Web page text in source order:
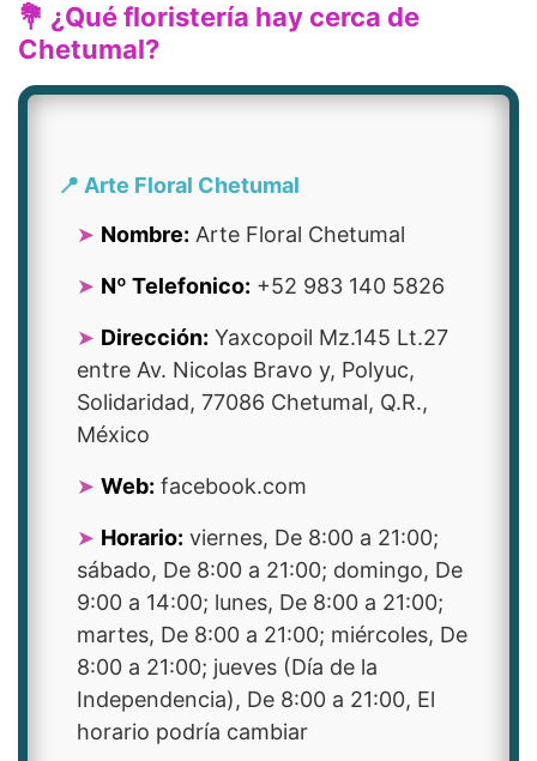
💐 ¿Qué floristería hay cerca de
Chetumal?
📍 Arte Floral Chetumal
Nombre: Arte Floral Chetumal
Nº Telefonico: +52 983 140 5826
Dirección: Yaxcopoil Mz.145 Lt.27
entre Av. Nicolas Bravo y, Polyuc,
Solidaridad, 77086 Chetumal, Q.R.,
México
Web: facebook.com
Horario: viernes, De 8:00 a 21:00;
sábado, De 8:00 a 21:00; domingo, De
9:00 a 14:00; lunes, De 8:00 a 21:00;
martes, De 8:00 a 21:00; miércoles, De
8:00 a 21:00; jueves (Día de la
Independencia), De 8:00 a 21:00, El
horario podría cambiar